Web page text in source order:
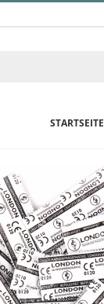
STARTSEITE